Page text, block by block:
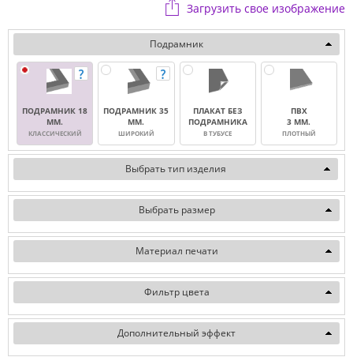
Загрузить свое изображение
Подрамник
ПОДРАМНИК 18
ММ.
КЛАССИЧЕСКИЙ
ПОДРАМНИК 35
ММ.
ШИРОКИЙ
ПЛАКАТ БЕЗ
ПОДРАМНИКА
В ТУБУСЕ
ПВХ
3 ММ.
ПЛОТНЫЙ
Выбрать тип изделия
Выбрать размер
Материал печати
Фильтр цвета
Дополнительный эффект